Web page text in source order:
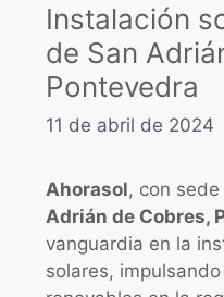
Instalación
de San
Pontevedra
11 de abril de 2024
Ahorasol, con sede
Adrián de Cobres,
vanguardia en la
solares,